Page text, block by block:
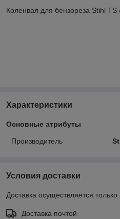
Коленвал для бензореза Stihl
Характеристики
Основные атрибуты
Производитель
Условия доставки
Доставка осуществляется
Доставка почтой